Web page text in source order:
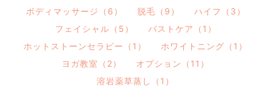
ボディマッサージ（6） 脱毛（9）
ハイフ（3）
フェイシャル（5）
バストケア（1）
ホットストーンセラピー（1）
ホワイトニング（1）
ヨガ教室（2）
オプション（11）
溶岩薬草蒸し（1）